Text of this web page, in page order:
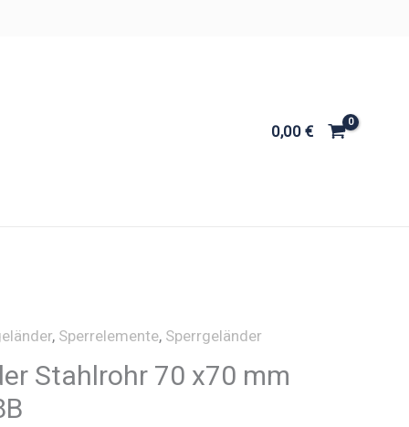
0,00 €
, Sperrelemente, Sperrgeländer
Stahlrohr 70 x70 mm